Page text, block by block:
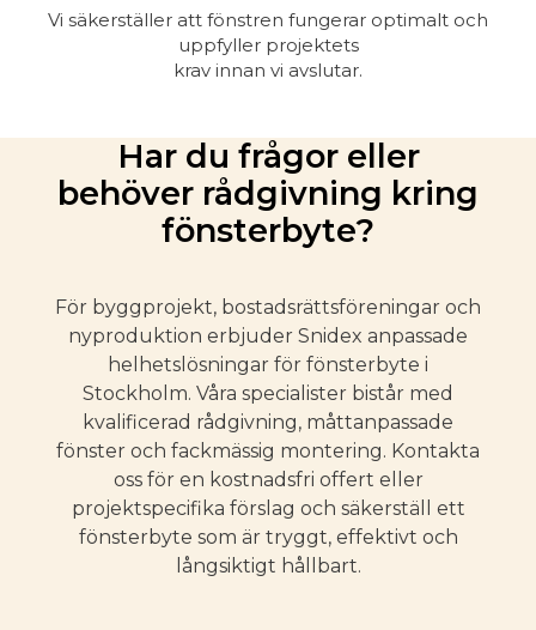
Vi säkerställer att fönstren fungerar optimalt och
uppfyller projektets
krav innan vi avslutar.
Har du frågor eller
behöver rådgivning kring
fönsterbyte?
För byggprojekt, bostadsrättsföreningar och
nyproduktion erbjuder Snidex anpassade
helhetslösningar för fönsterbyte i
Stockholm. Våra specialister bistår med
kvalificerad rådgivning, måttanpassade
fönster och fackmässig montering. Kontakta
oss för en kostnadsfri offert eller
projektspecifika förslag och säkerställ ett
fönsterbyte som är tryggt, effektivt och
långsiktigt hållbart.